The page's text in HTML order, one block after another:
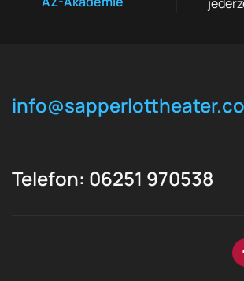
Telefon: 06251 970538